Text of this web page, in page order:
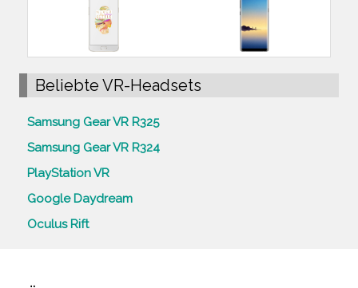
Beliebte VR-Headsets
Samsung Gear VR R325
Samsung Gear VR R324
PlayStation VR
Google Daydream
Oculus Rift